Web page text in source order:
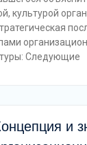
культурой
Следующие
и